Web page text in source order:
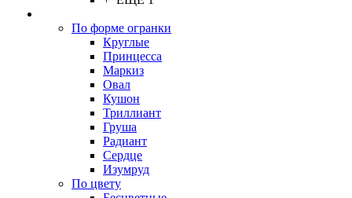
По форме огранки
Круглые
Принцесса
Маркиз
Овал
Кушон
Триллиант
Груша
Радиант
Сердце
Изумруд
По цвету